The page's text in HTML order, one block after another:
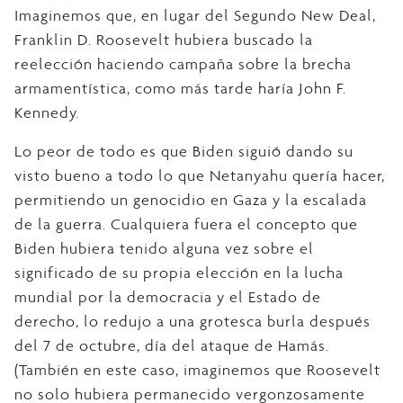
Imaginemos que, en lugar del Segundo New Deal,
Franklin D. Roosevelt hubiera buscado la
reelección haciendo campaña sobre la brecha
armamentística, como más tarde haría John F.
Kennedy.
Lo peor de todo es que Biden siguió dando su
visto bueno a todo lo que Netanyahu quería hacer,
permitiendo un genocidio en Gaza y la escalada
de la guerra. Cualquiera fuera el concepto que
Biden hubiera tenido alguna vez sobre el
significado de su propia elección en la lucha
mundial por la democracia y el Estado de
derecho, lo redujo a una grotesca burla después
del 7 de octubre, día del ataque de Hamás.
(También en este caso, imaginemos que Roosevelt
no solo hubiera permanecido vergonzosamente